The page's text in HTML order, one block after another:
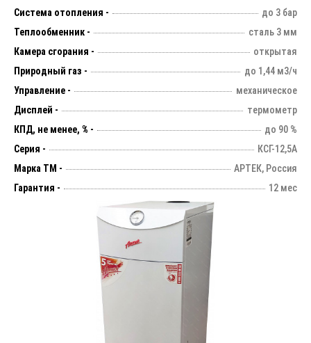
Система отопления -
до 3 бар
Теплообменник -
сталь 3 мм
Камера сгорания -
открытая
Природный газ -
до 1,44 м3/ч
Управление -
механическое
Дисплей -
термометр
КПД, не менее, % -
до 90 %
Серия -
КСГ-12,5А
Марка ТМ -
АРТЕК, Россия
Гарантия -
12 мес